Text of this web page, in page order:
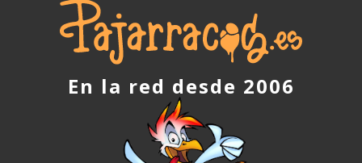
En la red desde 2006